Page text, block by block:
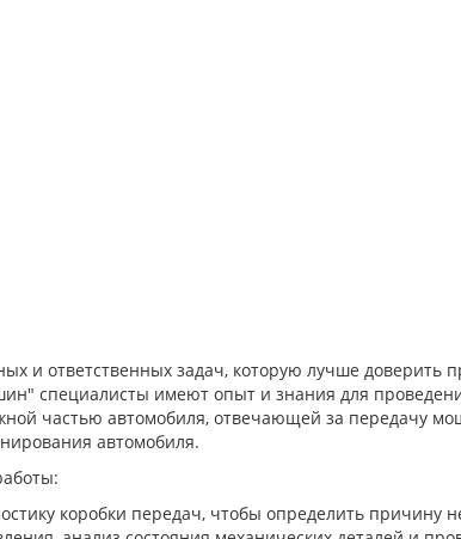
и ответственных задач, которую лучше доверить
специалисты имеют опыт и знания для
частью автомобиля, отвечающей за передачу
автомобиля.
коробки передач, чтобы определить причину